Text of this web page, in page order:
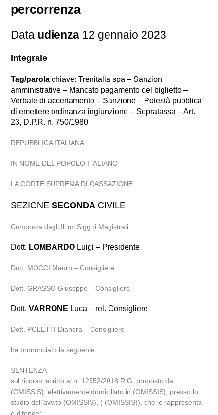
percorrenza
Data udienza 12 gennaio 2023
Integrale
Tag/parola chiave: Trenitalia spa – Sanzioni
amministrative – Mancato pagamento del biglietto –
Verbale di accertamento – Sanzione – Potestà pubblica
di emettere ordinanza ingiunzione – Sopratassa – Art.
23, D.P.R. n. 750/1980
REPUBBLICA ITALIANA
IN NOME DEL POPOLO ITALIANO
LA CORTE SUPREMA DI CASSAZIONE
SEZIONESECONDA CIVILE
Composta dagli Ill.mi Sigg.ri Magistrati:
Dott. LOMBARDO Luigi – Presidente
Dott. MOCCI Mauro – Consigliere
Dott. GRASSO Giuseppe – Consigliere
Dott.VARRONE Luca – rel. Consigliere
Dott. POLETTI Dianora – Consigliere
ha pronunciato la seguente:
SENTENZA
sul ricorso iscritto al n. 12552/2018 R.G. proposto da:
(OMISSIS), elettivamente domiciliato in (OMISSIS), presso lo
studio dell’avv.to (OMISSIS), ( (OMISSIS)), che lo rappresenta
e difende;